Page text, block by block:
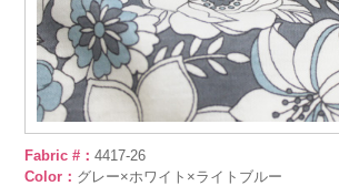
Fabric #：4417-26
Color： グレー×ホワイト×ライトブルー